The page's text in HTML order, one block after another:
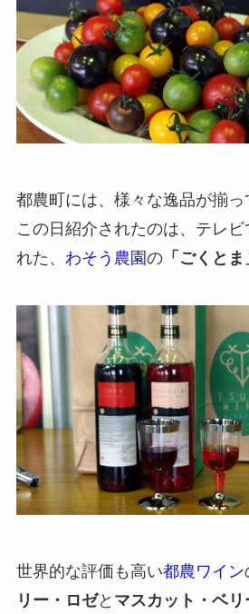
都農町には、様々な逸品が揃っ
この日紹介されたのは、テレビ
れた、 わそう農園の「ごくとま
世界的な評価も高い都農ワイン
リー・ロゼと マスカット・ベリ